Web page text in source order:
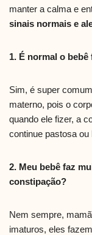
manter a calma e
sinais normais e
1. É normal o
Sim, é super
materno, pois o
quando ele fizer, a
continue pastosa ou
2. Meu bebê faz
constipação?
Nem sempre,
imaturos, eles